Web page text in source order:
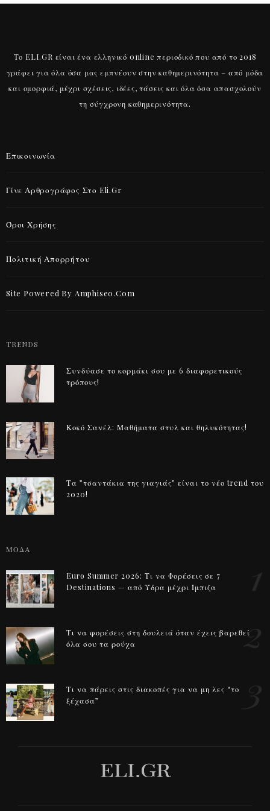
Γιατί τα παπούτσια Louboutin είναι τόσο ακριβά;
Οικονομικές αγορές| Εύκολα γεύματα με 20€ μπάτζετ!
CBD λάδι για άγχος χωρίς να πιστεύεις όλο το hype
Το ELI.GR είναι ένα ελληνικό online περιοδικό που από το 2018
γράφει για όλα όσα μας εμπνέουν στην καθημερινότητα – από μόδα
και ομορφιά, μέχρι σχέσεις, ιδέες, τάσεις και όλα όσα απασχολούν
τη σύγχρονη καθημερινότητα.
Επικοινωνία
Γίνε Αρθρογράφος Στο Eli.gr
Όροι Χρήσης
Πολιτική Απορρήτου
Site Powered By Amphiseo.com
TRENDS
Συνδύασε το κορμάκι σου με 6 διαφορετικούς
τρόπους!
Κοκό Σανέλ: Μαθήματα στυλ και θηλυκότητας!
Τα ”τσαντάκια της γιαγιάς” είναι το νέο trend του
2020!
ΜΟΔΑ
Euro Summer 2026: Τι να Φορέσεις σε 7
Destinations — από Ύδρα μέχρι Ίμπιζα
Τι να φορέσεις στη δουλειά όταν έχεις βαρεθεί
όλα σου τα ρούχα
2
Τι να πάρεις στις διακοπές για να μη λες “το
ξέχασα”